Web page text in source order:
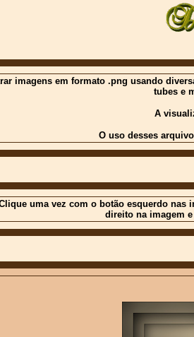
imagens em formato .png usando
tubes e
A
O uso desses
uma vez com o botão esquerdo nas
direito na imagem